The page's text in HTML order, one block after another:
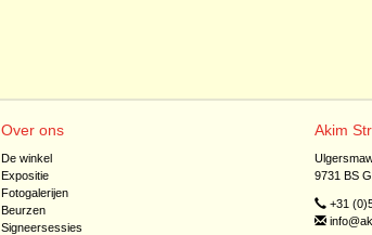
Over ons
De winkel
Expositie
Fotogalerijen
Beurzen
Signeersessies
Akim
9731 BS
+31